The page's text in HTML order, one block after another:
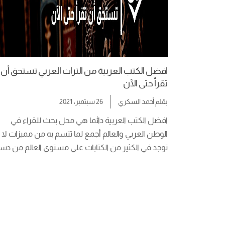
افضل الكتب العربية من التراث العربي تستحق أن
تقرأ حتى الآن
بقلم أحمد السكري 26 سبتمبر، 2021